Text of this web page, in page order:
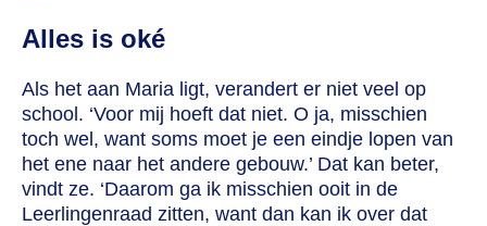
Alles is oké
Als het aan Maria ligt, verandert er niet veel op
school. ‘Voor mij hoeft dat niet. O ja, misschien
toch wel, want soms moet je een eindje lopen van
het ene naar het andere gebouw.’ Dat kan beter,
vindt ze. ‘Daarom ga ik misschien ooit in de
Leerlingenraad zitten, want dan kan ik over dat